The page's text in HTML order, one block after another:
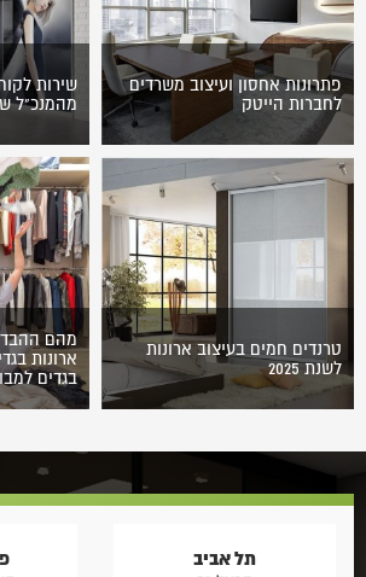
פתרונות אחסון ועיצוב משרדים
לחברות הייטק
שכרתם או רכשתם חלל ייעודי
העתיד לשמש אתכם למטרות
פעילותה של חברת ההייטק
שבבעלותכם? זה הזמן לדעת
הכול על עיצוב…
שירות
מהמנכ"ל
שנות
של המרכז
הגיעה
ארונות…
טרנדים חמים בעיצוב ארונות
לשנת 2025
יותר ויותר על חומרים חדשניים
ומתקדמים. לצד החומרים
המסורתיים כמו…
מהם
ארונות
בגדים
משלו,
וטעם
תל אביב